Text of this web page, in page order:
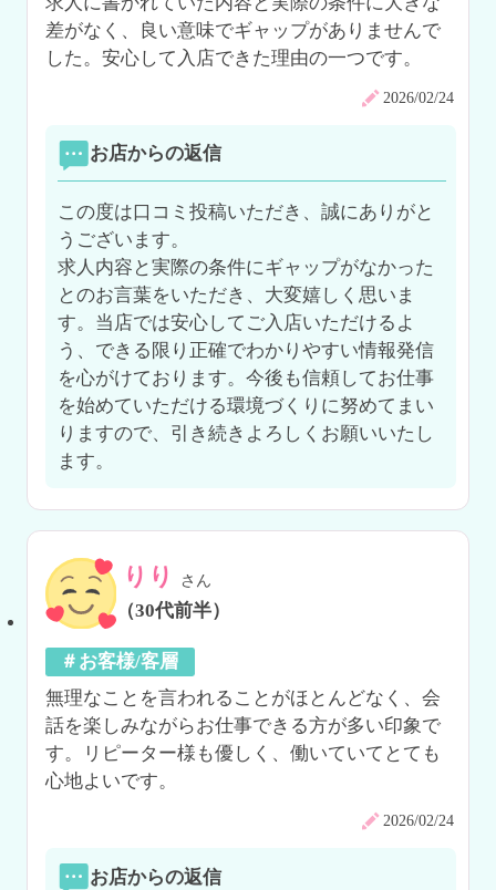
差がなく、良い意味でギャップがありませんで
した。安心して入店できた理由の一つです。
2026/02/24
お店からの返信
この度は口コミ投稿いただき、誠にありがと
うございます。
求人内容と実際の条件にギャップがなかった
とのお言葉をいただき、大変嬉しく思いま
す。当店では安心してご入店いただけるよ
う、できる限り正確でわかりやすい情報発信
を心がけております。今後も信頼してお仕事
を始めていただける環境づくりに努めてまい
りますので、引き続きよろしくお願いいたし
ます。
りり さん
（30代前半）
＃お客様/客層
無理なことを言われることがほとんどなく、会
話を楽しみながらお仕事できる方が多い印象で
す。リピーター様も優しく、働いていてとても
心地よいです。
2026/02/24
お店からの返信